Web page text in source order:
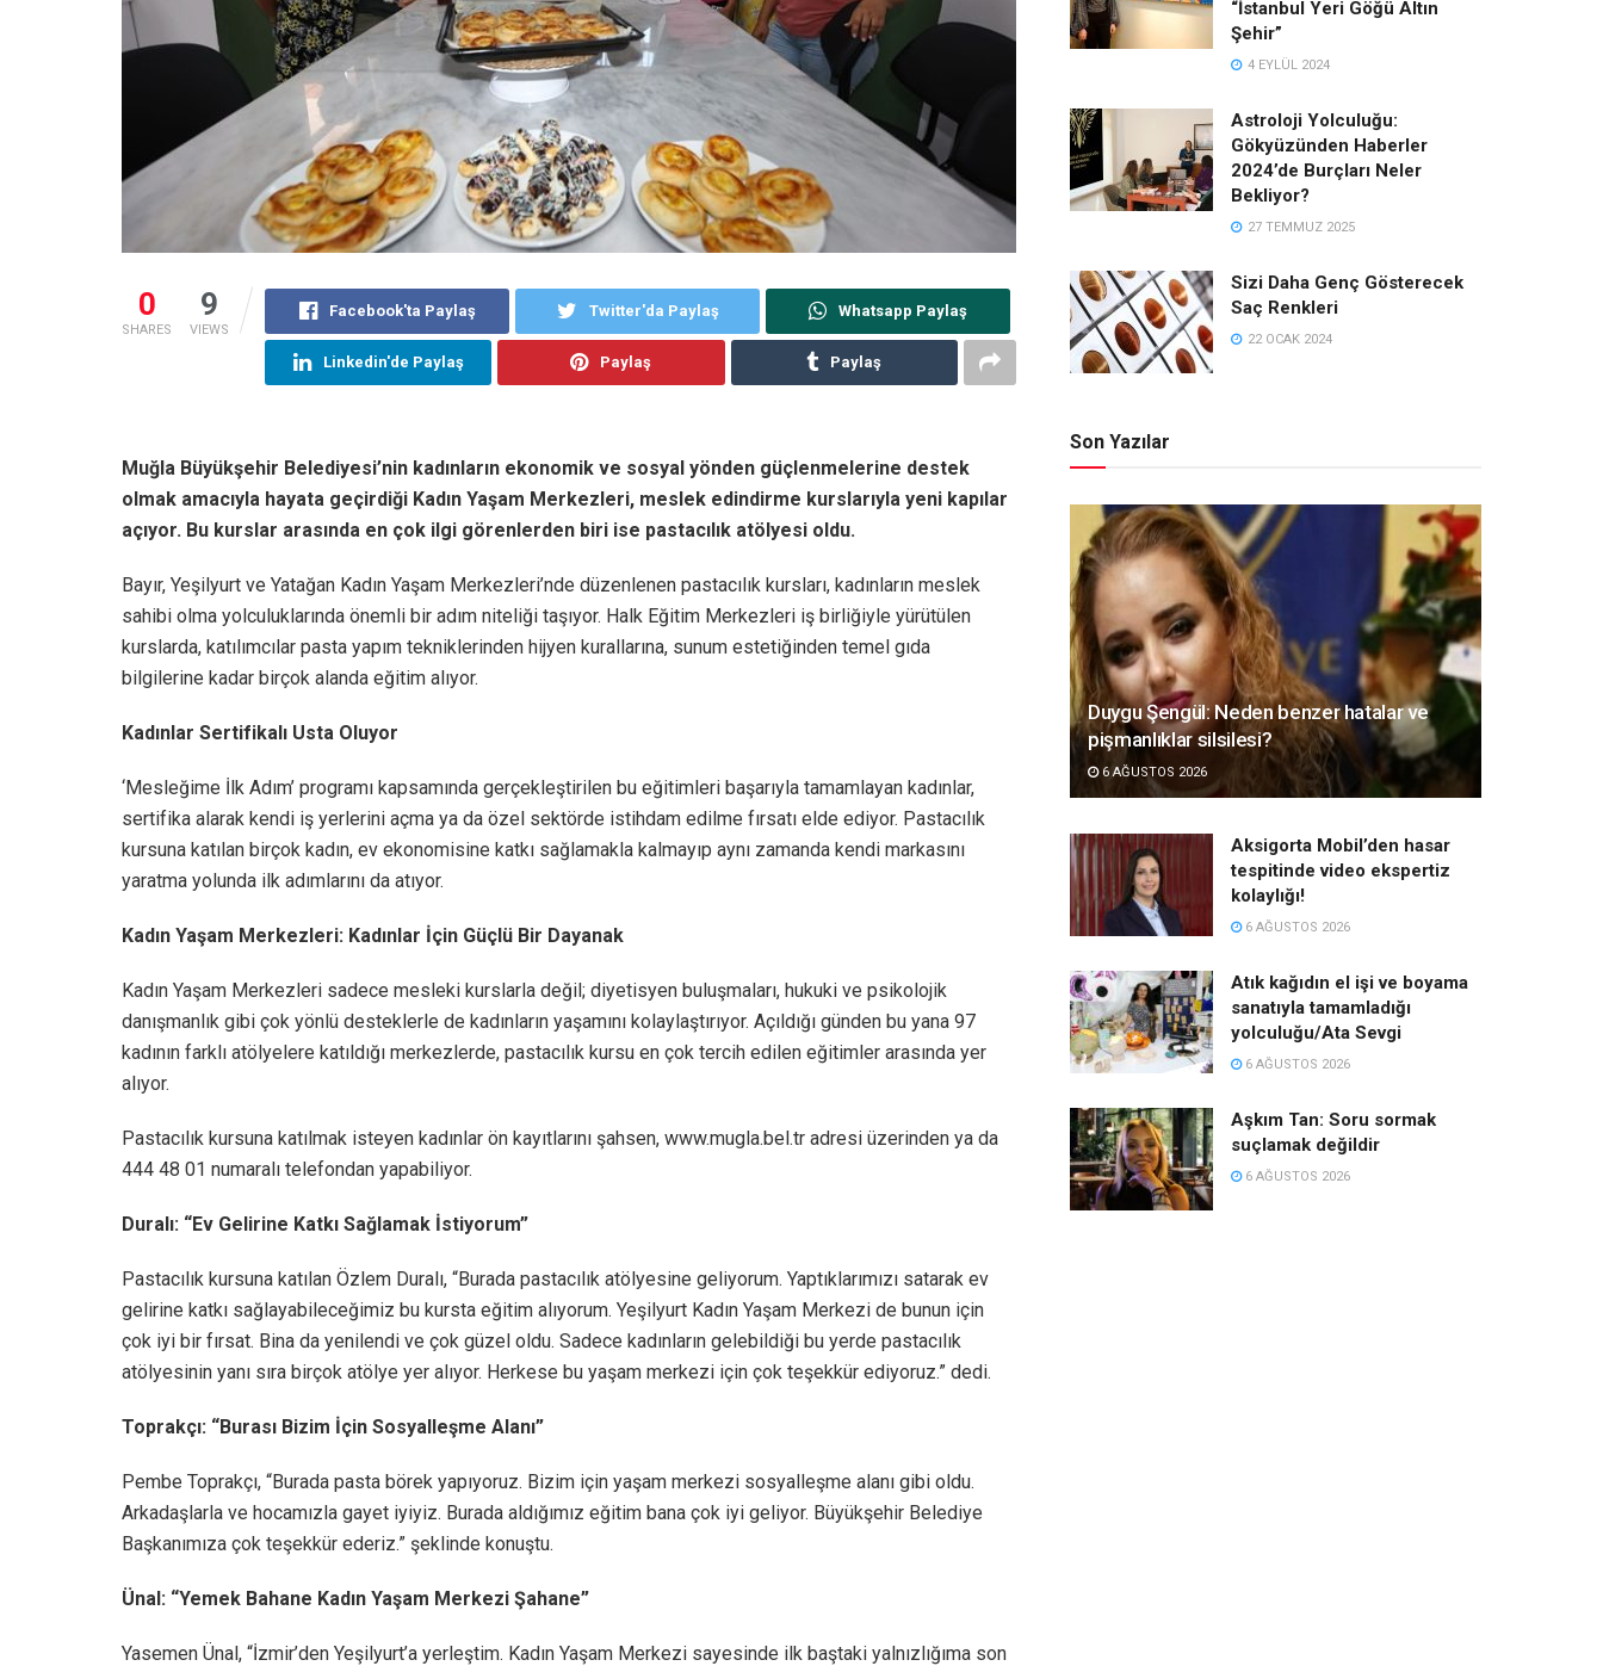
0
SHARES
9
VIEWS
Facebook'ta Paylaş Twitter'da Paylaş Whatsapp Paylaş
Linkedin'de Paylaş Paylaş Paylaş
Muğla Büyükşehir Belediyesi’nin kadınların ekonomik ve sosyal yönden güçlenmelerine destek
olmak amacıyla hayata geçirdiği Kadın Yaşam Merkezleri, meslek edindirme kurslarıyla yeni kapılar
açıyor. Bu kurslar arasında en çok ilgi görenlerden biri ise pastacılık atölyesi oldu.
Bayır, Yeşilyurt ve Yatağan Kadın Yaşam Merkezleri’nde düzenlenen pastacılık kursları, kadınların meslek
sahibi olma yolculuklarında önemli bir adım niteliği taşıyor. Halk Eğitim Merkezleri iş birliğiyle yürütülen
kurslarda, katılımcılar pasta yapım tekniklerinden hijyen kurallarına, sunum estetiğinden temel gıda
bilgilerine kadar birçok alanda eğitim alıyor.
Kadınlar Sertifikalı Usta Oluyor
‘Mesleğime İlk Adım’ programı kapsamında gerçekleştirilen bu eğitimleri başarıyla tamamlayan kadınlar,
sertifika alarak kendi iş yerlerini açma ya da özel sektörde istihdam edilme fırsatı elde ediyor. Pastacılık
kursuna katılan birçok kadın, ev ekonomisine katkı sağlamakla kalmayıp aynı zamanda kendi markasını
yaratma yolunda ilk adımlarını da atıyor.
Kadın Yaşam Merkezleri: Kadınlar İçin Güçlü Bir Dayanak
Kadın Yaşam Merkezleri sadece mesleki kurslarla değil; diyetisyen buluşmaları, hukuki ve psikolojik
danışmanlık gibi çok yönlü desteklerle de kadınların yaşamını kolaylaştırıyor. Açıldığı günden bu yana 97
kadının farklı atölyelere katıldığı merkezlerde, pastacılık kursu en çok tercih edilen eğitimler arasında yer
alıyor.
Pastacılık kursuna katılmak isteyen kadınlar ön kayıtlarını şahsen, www.mugla.bel.tr adresi üzerinden ya da
444 48 01 numaralı telefondan yapabiliyor.
Duralı: “Ev Gelirine Katkı Sağlamak İstiyorum”
Pastacılık kursuna katılan Özlem Duralı, “Burada pastacılık atölyesine geliyorum. Yaptıklarımızı satarak ev
gelirine katkı sağlayabileceğimiz bu kursta eğitim alıyorum. Yeşilyurt Kadın Yaşam Merkezi de bunun için
çok iyi bir fırsat. Bina da yenilendi ve çok güzel oldu. Sadece kadınların gelebildiği bu yerde pastacılık
atölyesinin yanı sıra birçok atölye yer alıyor. Herkese bu yaşam merkezi için çok teşekkür ediyoruz.” dedi.
Toprakçı: “Burası Bizim İçin Sosyalleşme Alanı”
Pembe Toprakçı, “Burada pasta börek yapıyoruz. Bizim için yaşam merkezi sosyalleşme alanı gibi oldu.
Arkadaşlarla ve hocamızla gayet iyiyiz. Burada aldığımız eğitim bana çok iyi geliyor. Büyükşehir Belediye
Başkanımıza çok teşekkür ederiz.” şeklinde konuştu.
Ünal: “Yemek Bahane Kadın Yaşam Merkezi Şahane”
Yasemen Ünal, “İzmir’den Yeşilyurt’a yerleştim. Kadın Yaşam Merkezi sayesinde ilk baştaki yalnızlığıma son
“İstanbul Yeri Göğü Altın
Şehir”
4 EYLÜL 2024
Astroloji Yolculuğu:
Gökyüzünden Haberler
2024’de Burçları Neler
Bekliyor?
27 TEMMUZ 2025
Sizi Daha Genç Gösterecek
Saç Renkleri
22 OCAK 2024
Son Yazılar
Duygu Şengül: Neden benzer hatalar ve
pişmanlıklar silsilesi?
6 AĞUSTOS 2026
Aksigorta Mobil’den hasar
tespitinde video ekspertiz
kolaylığı!
6 AĞUSTOS 2026
Atık kağıdın el işi ve boyama
sanatıyla tamamladığı
yolculuğu/Ata Sevgi
6 AĞUSTOS 2026
Aşkım Tan: Soru sormak
suçlamak değildir
6 AĞUSTOS 2026